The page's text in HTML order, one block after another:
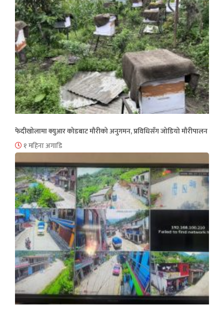
फेदीखोलामा क्युआर कोडबाट मौरीको अनुगमन, प्रविधिसँग जोडियो मौरीपालन
१ महिना अगाडि